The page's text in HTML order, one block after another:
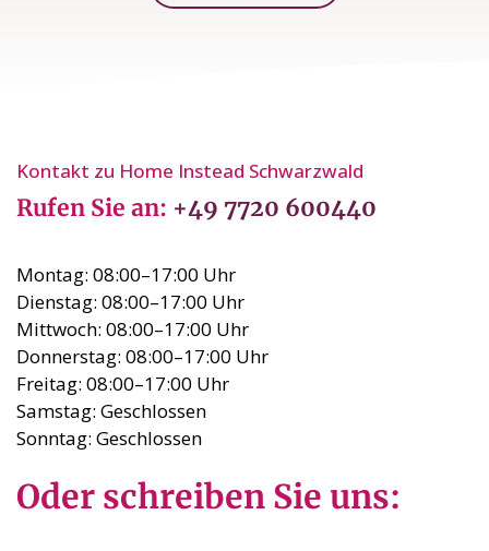
Kontakt zu Home Instead Schwarzwald
Rufen Sie an: +49 7720 600440
Montag: 08:00–17:00 Uhr
Dienstag: 08:00–17:00 Uhr
Mittwoch: 08:00–17:00 Uhr
Donnerstag: 08:00–17:00 Uhr
Freitag: 08:00–17:00 Uhr
Samstag: Geschlossen
Sonntag: Geschlossen
Oder schreiben Sie uns: